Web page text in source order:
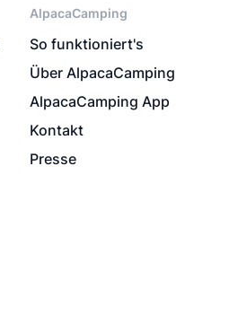
AlpacaCamping
So funktioniert's
Über AlpacaCamping
AlpacaCamping App
Kontakt
Presse